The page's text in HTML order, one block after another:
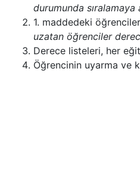
durumunda sıralamaya
1. maddedeki
uzatan öğrenciler
Derece listeleri, her
Öğrencinin uyarma ve